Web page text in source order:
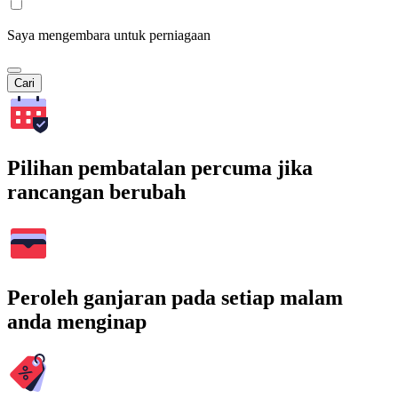
Saya mengembara untuk perniagaan
Cari
Pilihan pembatalan percuma jika
rancangan berubah
Peroleh ganjaran pada setiap malam
anda menginap